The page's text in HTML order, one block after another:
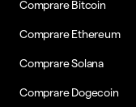
Comprare Bitcoin
Comprare Ethereum
Comprare Solana
Comprare Dogecoin